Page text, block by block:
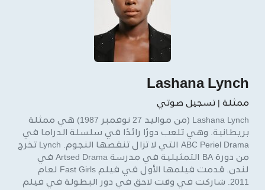
Lashana Lynch
ممثلة | تسجيل صوتي
Lashana Lynch (من مواليد 27 نوفمبر 1987) هي ممثلة
بريطانية. وهي تلعب دورًا رائدًا في سلسلة الدراما في
ABC Periel Drama التي لا تزال تنقصها النجوم. Lynch تخرج
من دورة BA التمثيلية في مدرسة Artsed Drama في
لندن. قدمت فيلمها الأول في فيلم Fast Girls لعام
2011. شاركت في وقت لاحق في دور البطولة في فيلم